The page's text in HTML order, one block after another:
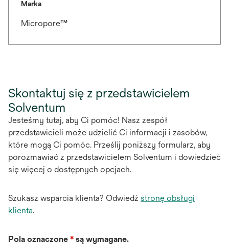
Marka
Micropore™
Skontaktuj się z przedstawicielem
Solventum
Jesteśmy tutaj, aby Ci pomóc! Nasz zespół
przedstawicieli może udzielić Ci informacji i zasobów,
które mogą Ci pomóc. Prześlij poniższy formularz, aby
porozmawiać z przedstawicielem Solventum i dowiedzieć
się więcej o dostępnych opcjach.
Szukasz wsparcia klienta? Odwiedź stronę obsługi
klienta.
Pola oznaczone * są wymagane.